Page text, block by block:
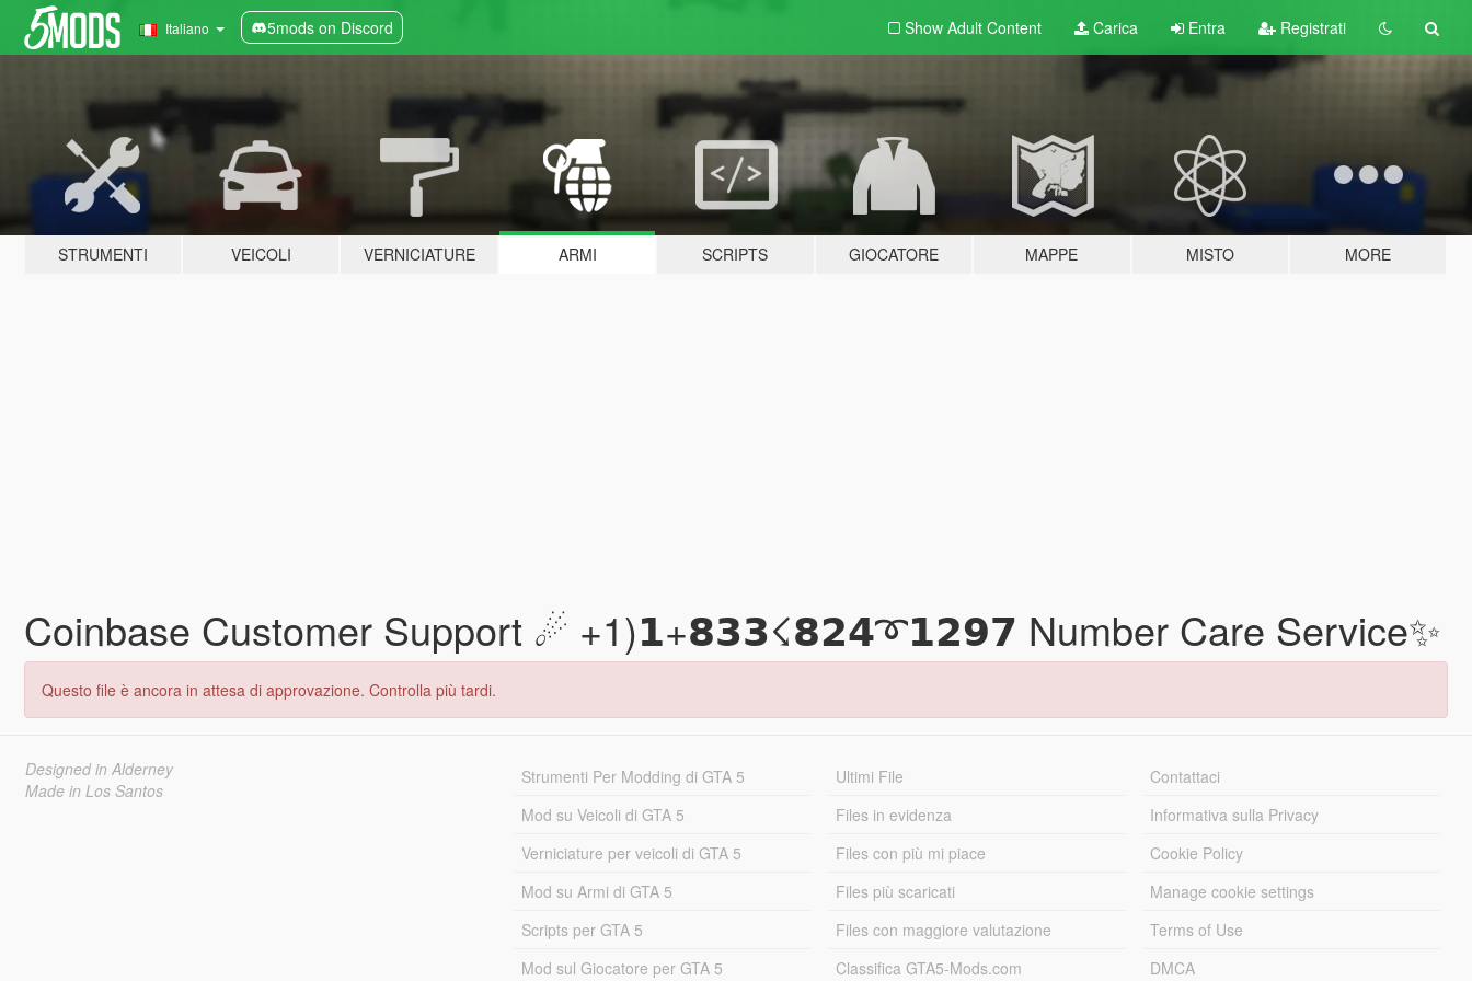
Italiano 5mods on Discord Show Adult Content Carica Entra Registrati
STRUMENTI VEICOLI VERNICIATURE ARMI SCRIPTS GIOCATORE MAPPE MISTO MORE
Coinbase Customer Support ☄ +1)𝟭+𝟴𝟯𝟯☇𝟴𝟮𝟰➰𝟭𝟮𝟵𝟳 Number Care Service✨
Questo file è ancora in attesa di approvazione. Controlla più tardi.
Designed in Alderney
Made in Los Santos
Strumenti Per Modding di GTA 5
Mod su Veicoli di GTA 5
Verniciature per veicoli di GTA 5
Mod su Armi di GTA 5
Scripts per GTA 5
Mod sul Giocatore per GTA 5
Ultimi File
Files in evidenza
Files con più mi piace
Files più scaricati
Files con maggiore valutazione
Classifica GTA5-Mods.com
Contattaci
Informativa sulla Privacy
Cookie Policy
Manage cookie settings
Terms of Use
DMCA